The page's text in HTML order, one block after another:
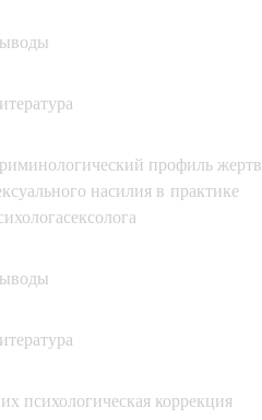
профиль жертв
насилия в практике
психологическая коррекция